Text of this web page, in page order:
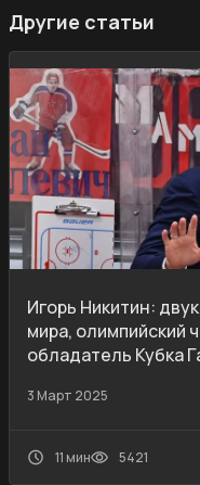
Другие статьи
Игорь Никитин:
мира, олимпийский
обладатель Кубка
3 Март 2025
11 мин 5421